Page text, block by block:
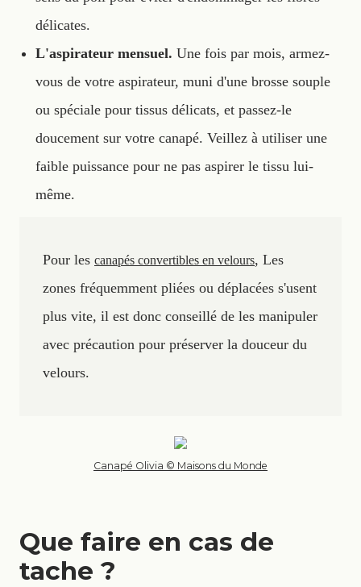
délicates.
L'aspirateur mensuel. Une fois par mois, armez-
vous de votre aspirateur, muni d'une brosse souple
ou spéciale pour tissus délicats, et passez-le
doucement sur votre canapé. Veillez à utiliser une
faible puissance pour ne pas aspirer le tissu lui-
même.
Pour les canapés convertibles en velours, Les
zones fréquemment pliées ou déplacées s'usent
plus vite, il est donc conseillé de les manipuler
avec précaution pour préserver la douceur du
velours.
Canapé Olivia © Maisons du Monde
Que faire en cas de
tache ?